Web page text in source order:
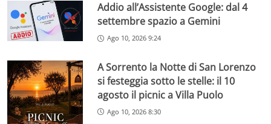
Addio all’Assistente Google: dal 4
settembre spazio a Gemini
Ago 10, 2026 9:24
A Sorrento la Notte di San Lorenzo
si festeggia sotto le stelle: il 10
agosto il picnic a Villa Puolo
Ago 10, 2026 8:30